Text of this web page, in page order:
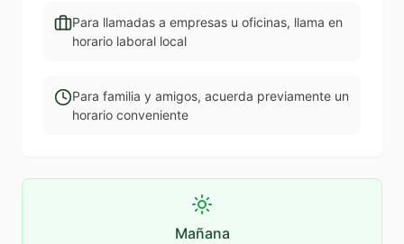
Para llamadas a empresas u oficinas, llama en
horario laboral local
Para familia y amigos, acuerda previamente un
horario conveniente
Mañana